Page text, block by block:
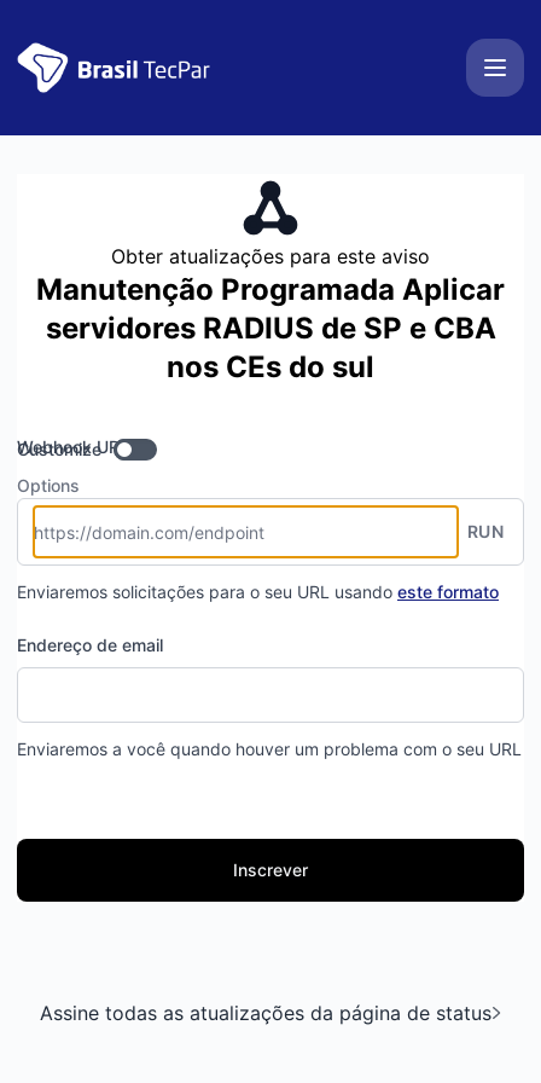
Obter atualizações para este aviso
Manutenção Programada Aplicar
servidores RADIUS de SP e CBA
nos CEs do sul
Webhook URL
Customize
Options
RUN
Enviaremos solicitações para o seu URL usando este formato
Endereço de email
Enviaremos a você quando houver um problema com o seu URL
Inscrever
Assine todas as atualizações da página de status